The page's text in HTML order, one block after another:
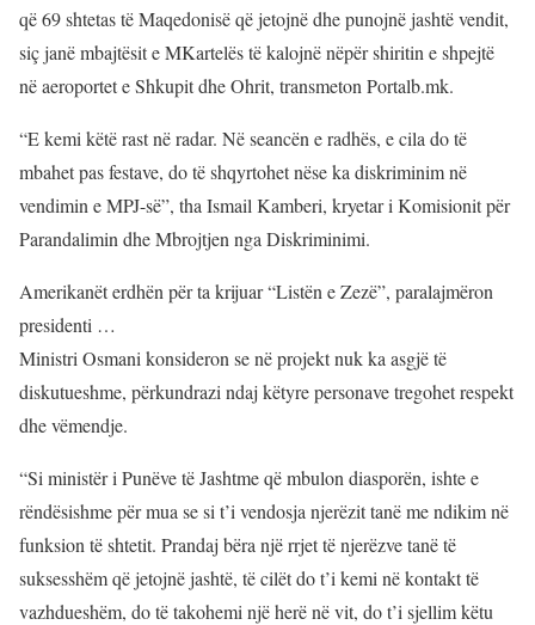
që 69 shtetas të Maqedonisë që jetojnë dhe punojnë jashtë vendit,
siç janë mbajtësit e MKartelës të kalojnë nëpër shiritin e shpejtë
në aeroportet e Shkupit dhe Ohrit, transmeton Portalb.mk.
“E kemi këtë rast në radar. Në seancën e radhës, e cila do të
mbahet pas festave, do të shqyrtohet nëse ka diskriminim në
vendimin e MPJ-së”, tha Ismail Kamberi, kryetar i Komisionit për
Parandalimin dhe Mbrojtjen nga Diskriminimi.
Amerikanët erdhën për ta krijuar “Listën e Zezë”, paralajmëron
presidenti …
Ministri Osmani konsideron se në projekt nuk ka asgjë të
diskutueshme, përkundrazi ndaj këtyre personave tregohet respekt
dhe vëmendje.
“Si ministër i Punëve të Jashtme që mbulon diasporën, ishte e
rëndësishme për mua se si t’i vendosja njerëzit tanë me ndikim në
funksion të shtetit. Prandaj bëra një rrjet të njerëzve tanë të
suksesshëm që jetojnë jashtë, të cilët do t’i kemi në kontakt të
vazhdueshëm, do të takohemi një herë në vit, do t’i sjellim këtu